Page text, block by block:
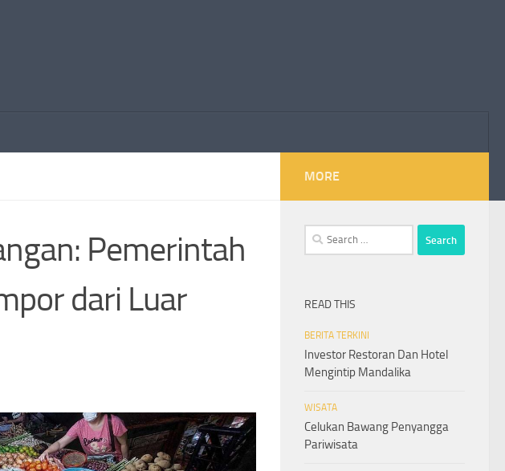
Pemerintah
dari Luar
MORE
Search
for:
READ THIS
BERITA TERKINI
Investor Restoran Dan Hotel
Mengintip Mandalika
WISATA
Celukan Bawang Penyangga
Pariwisata